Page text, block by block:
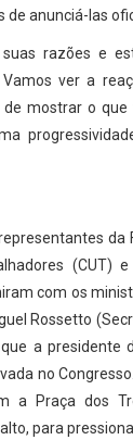
de anunciá-las
razões e
ver a
mostrar o
da
(CUT)
com os
Rossetto
a presidente
no
a Praça dos
para